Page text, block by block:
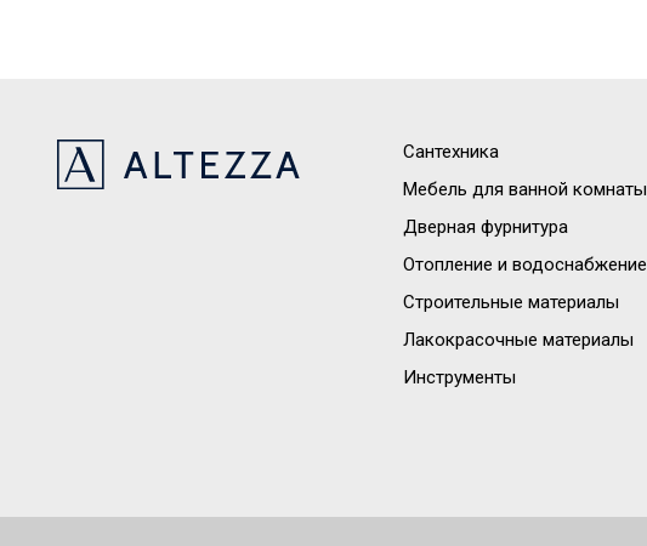
Сантехника
Мебель для ванной комнаты
Дверная фурнитура
Отопление и водоснабжение
Строительные материалы
Лакокрасочные материалы
Инструменты